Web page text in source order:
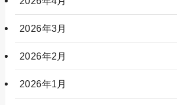
2026年3月
2026年2月
2026年1月